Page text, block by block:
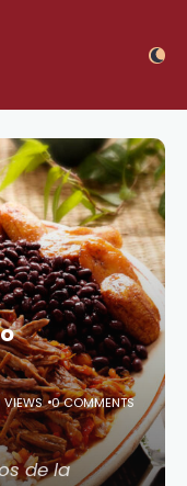
0 COMMENTS
de la